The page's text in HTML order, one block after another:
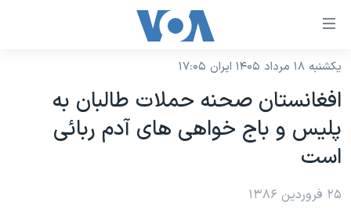
لینکهای
دسترسی
جهش
محتوای
اصلی
به
نسخه سبک وب‌سایت
موضوع ها
آمریکا
برنامه های تلویزیونی
جدول برنامه ها
یکشنبه ۱۸ مرداد ۱۴۰۵ ایران ۱۷:۰۵
افغانستان صحنه حملات طالبان به
پليس و باج خواهی های آدم ربائی
است
۲۵ فروردین ۱۳۸۶